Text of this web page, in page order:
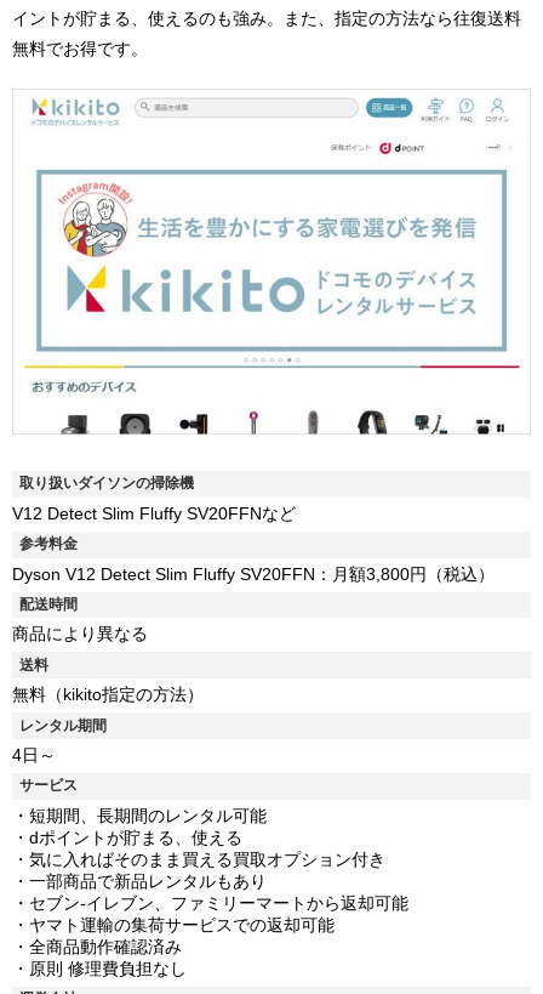
イントが貯まる、使えるのも強み。また、指定の方法なら往復送料
無料でお得です。
取り扱いダイソンの掃除機
V12 Detect Slim Fluffy SV20FFNなど
参考料金
Dyson V12 Detect Slim Fluffy SV20FFN：月額3,800円（税込）
配送時間
商品により異なる
送料
無料（kikito指定の方法）
レンタル期間
4日～
サービス
・短期間、長期間のレンタル可能
・dポイントが貯まる、使える
・気に入ればそのまま買える買取オプション付き
・一部商品で新品レンタルもあり
・セブン-イレブン、ファミリーマートから返却可能
・ヤマト運輸の集荷サービスでの返却可能
・全商品動作確認済み
・原則 修理費負担なし